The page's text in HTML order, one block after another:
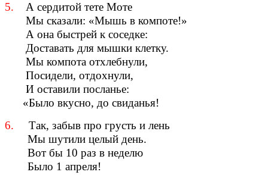
5. А сердитой тете Моте
Мы сказали: «Мышь в компоте!»
А она быстрей к соседке:
Доставать для мышки клетку.
Мы компота отхлебнули,
Посидели, отдохнули,
И оставили посланье:
«Было вкусно, до свиданья!
6. Так, забыв про грусть и лень
Мы шутили целый день.
Вот бы 10 раз в неделю
Было 1 апреля!